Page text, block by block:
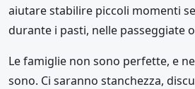
aiutare stabilire piccoli momenti
durante i pasti, nelle passeggiate
Le famiglie non sono perfette, e
sono. Ci saranno stanchezza,